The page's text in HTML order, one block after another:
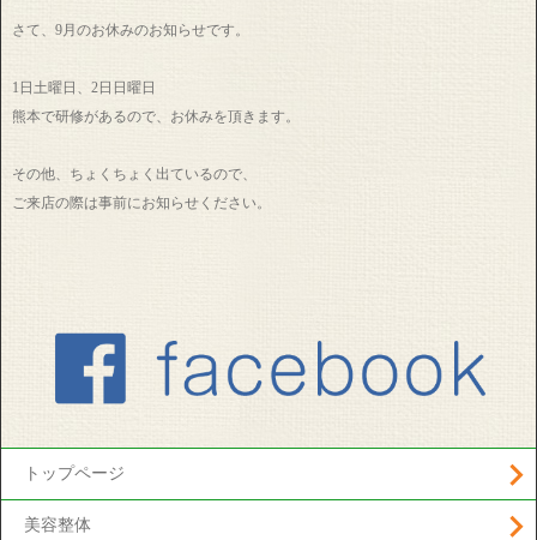
さて、9月のお休みのお知らせです。
1日土曜日、2日日曜日
熊本で研修があるので、お休みを頂きます。
その他、ちょくちょく出ているので、
ご来店の際は事前にお知らせください。
トップページ
美容整体